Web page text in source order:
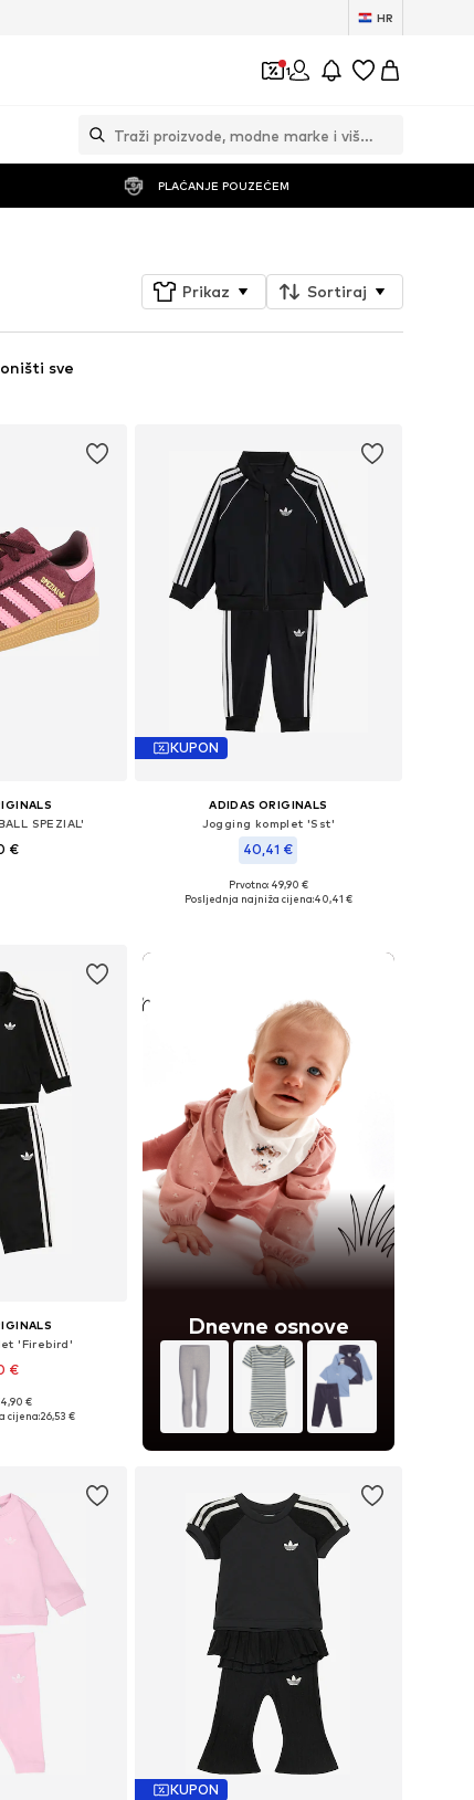
HR
1
PLAĆANJE POUZEĆEM
Prikaz Sortiraj
sve
SPEZIAL'
€
KUPON
ADIDAS ORIGINALS
Jogging komplet 'Sst'
40,41 €
+ 4
Dostupne veličine: 62, 68, 74, 80, 86, 104
Prvotno: 49,90 €
Posljednja najniža cijena:40,41 €
'Firebird'
€
+ 2
veličina
€
cijena:26,53 €
Dnevne osnove
KUPON